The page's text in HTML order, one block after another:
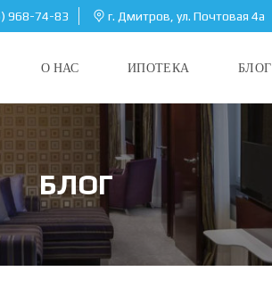
968-74-83 г. Дмитров, ул. Почтовая 4а
О НАС ИПОТЕКА БЛОГ
БЛОГ